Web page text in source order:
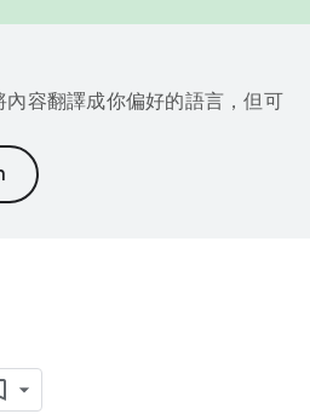
容翻譯成你偏好的語言，但可